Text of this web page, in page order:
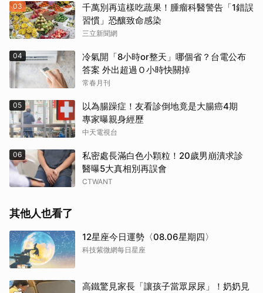
03
千萬別再這樣吃蔬果！腫瘤科醫警告「1錯誤
習慣」恐釀致命感染
三立新聞網
04
冷氣開「8小時or整天」哪個省？台電公布
答案 外出超過Ｏ小時快關掉
常春月刊
05
以為腸躁症！友看診倒地竟是大腸癌4期
專家曝親身經歷
中天電視台
06
私密處長滿白色小顆粒！20歲男崩潰求診
醫曝5大真相別再誤會
CTWANT
其他人也看了
12星座今日運勢〈08.06星期四〉
科技紫微網每日星座
高鐵驚見家長「讓孩子當眾尿尿」！奶奶見